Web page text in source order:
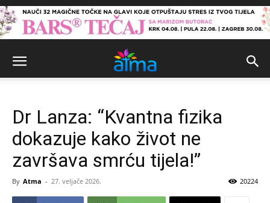
Dr Lanza: “Kvantna fizika
dokazuje kako život ne
završava smrću tijela!”
By Atma - 27. veljače 2026. 20224